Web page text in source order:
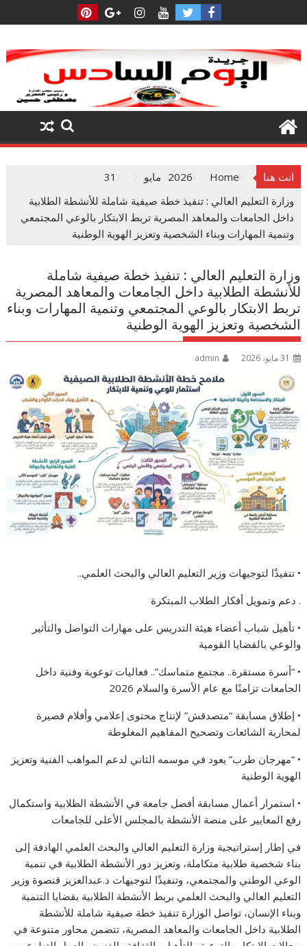
to
انت هنا Home
2026 مايو
31
وزارة التعليم العالي : تنفيذ خطة صيفية شاملة للأنشطة الطلابية
داخل الجامعات والمعاهد المصرية تربط الابتكار بالوعي المجتمعي
وتنمية المهارات وبناء الشخصية وتعزيز الهوية الوطنية
وزارة التعليم العالي : تنفيذ خطة صيفية شاملة
للأنشطة الطلابية داخل الجامعات والمعاهد المصرية
تربط الابتكار بالوعي المجتمعي وتنمية المهارات وبناء
الشخصية وتعزيز الهوية الوطنية
31 مايو، 2026 admin
• تنفيذًا لتوجيهات وزير التعليم العالي والبحث العلمي..
. دعم وتمويل أفكار الطلاب المبتكرة
• تأهيل شباب أعضاء هيئة التدريس على مهارات التواصل والتأثير
والوعي بالقضايا القومية
• “أسرة مستقرة.. مجتمع متماسك”.. فعاليات توعوية وفنية داخل
الجامعات تزامنًا مع عام الأسرة والسلام 2026
• إطلاق مسابقة “متصدقش” لإنتاج محتوى إعلامي وأفلام قصيرة
لمحاربة الشائعات وتصحيح المفاهيم المغلوطة
• “مهرجان طرب” يعود في موسمه الثاني لدعم المواهب الفنية وتعزيز
الهوية الوطنية
• استمرار أعمال مسابقة أفضل جامعة في الأنشطة الطلابية واستكمال
رفع المعايير على منصة الأنشطة بالمجلس الأعلى للجامعات
في إطار إستراتيجية وزارة التعليم العالي والبحث العلمي الهادفة إلى
بناء شخصية طلابية متكاملة، وتعزيز دور الأنشطة الطلابية في تنمية
الوعي الوطني والمجتمعي، وتنفيذًا لتوجيهات د.عبدالعزيز قنصوة وزير
التعليم العالي والبحث العلمي بربط الأنشطة الطلابية بقضايا التنمية
وبناء الإنسان، تواصل الوزارة تنفيذ خطة صيفية شاملة للأنشطة
الطلابية داخل الجامعات والمعاهد المصرية، تتضمن محاور متنوعة في